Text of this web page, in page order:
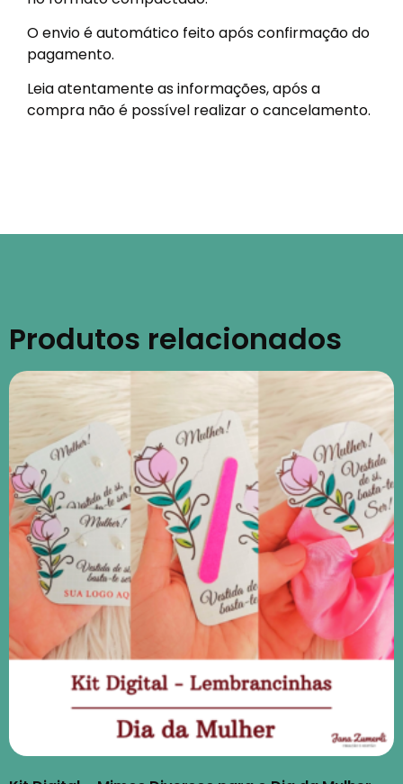
O envio é automático feito após confirmação do
pagamento.
Leia atentamente as informações, após a
compra não é possível realizar o cancelamento.
Produtos relacionados